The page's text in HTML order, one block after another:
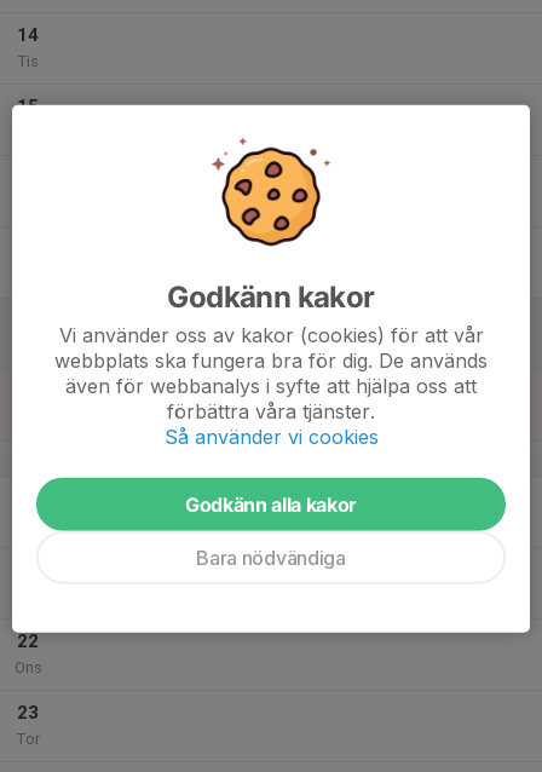
14
Tis
15
20
Mån
22
Ons
23
Tor
Godkänn kakor
Vi använder oss av kakor (cookies) för att vår
webbplats ska fungera bra för dig. De används
även för webbanalys i syfte att hjälpa oss att
förbättra våra tjänster.
Så använder vi cookies
Godkänn alla kakor
Bara nödvändiga